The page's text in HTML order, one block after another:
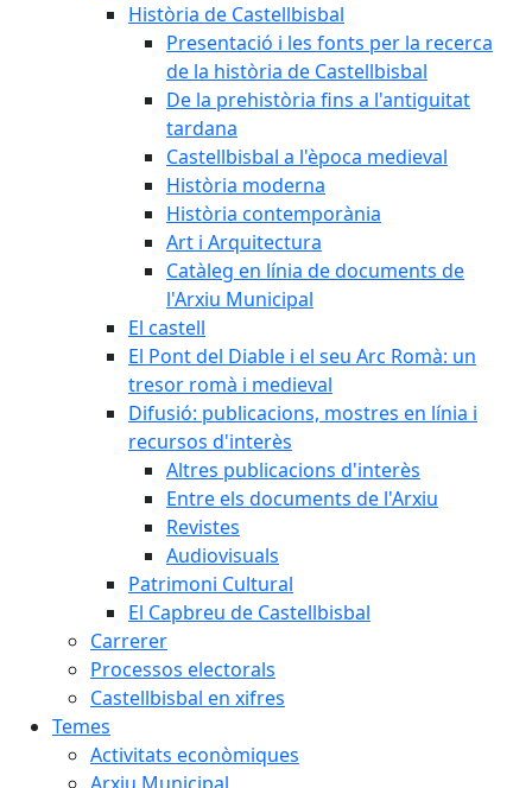
Història de Castellbisbal
Presentació i les fonts per la recerca
de la història de Castellbisbal
De la prehistòria fins a l'antiguitat
tardana
Castellbisbal a l'època medieval
Història moderna
Història contemporània
Art i Arquitectura
Catàleg en línia de documents de
l'Arxiu Municipal
El castell
El Pont del Diable i el seu Arc Romà: un
tresor romà i medieval
Difusió: publicacions, mostres en línia i
recursos d'interès
Altres publicacions d'interès
Entre els documents de l'Arxiu
Revistes
Audiovisuals
Patrimoni Cultural
El Capbreu de Castellbisbal
Carrerer
Processos electorals
Castellbisbal en xifres
Temes
Activitats econòmiques